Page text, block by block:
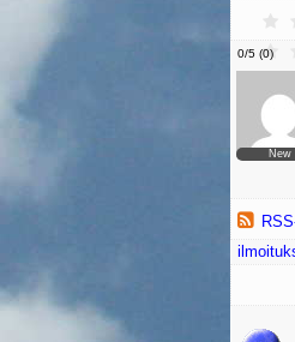
0/5 (0)
New